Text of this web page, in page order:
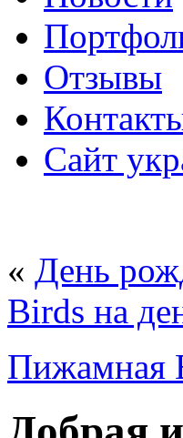
Отзывы
Сайт
« День
Birds на
Пижамная